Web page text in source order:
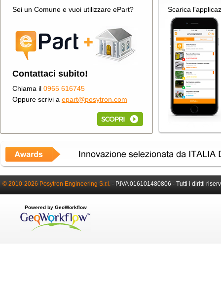
Sei un Comune e vuoi utilizzare ePart?
Contattaci subito!
Chiama il 0965 616745
Oppure scrivi a epart@posytron.com
Scarica
© 2010-2026 Posytron Engineering S.r.l. - P.IVA 016101480806 - Tutti i diritti
Powered by GeoWorkflow